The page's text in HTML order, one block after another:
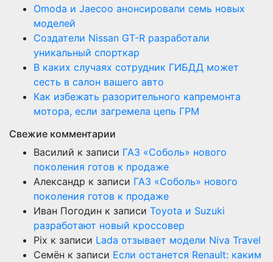
Оmoda и Jaecoo анонсировали семь новых
моделей
Создатели Nissan GT-R разработали
уникальный спорткар
В каких случаях сотрудник ГИБДД может
сесть в салон вашего авто
Как избежать разорительного капремонта
мотора, если загремела цепь ГРМ
Свежие комментарии
Василий к записи ГАЗ «Соболь» нового
поколения готов к продаже
Александр к записи ГАЗ «Соболь» нового
поколения готов к продаже
Иван Погодин к записи Toyota и Suzuki
разработают новый кроссовер
Pix к записи Lada отзывает модели Niva Travel
Семён к записи Если останется Renault: каким